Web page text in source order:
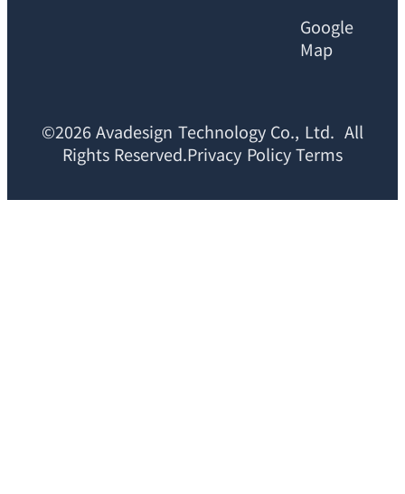
Google
Map
©2026 Avadesign Technology Co., Ltd. All
Rights Reserved.Privacy Policy Terms